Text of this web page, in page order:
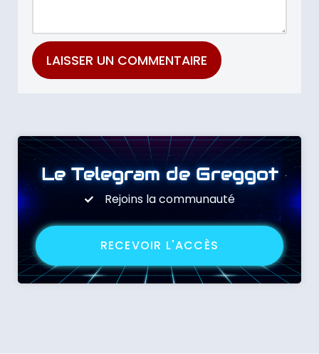
Le Telegram de Greggot
Rejoins la communauté
RECEVOIR L'ACCÈS